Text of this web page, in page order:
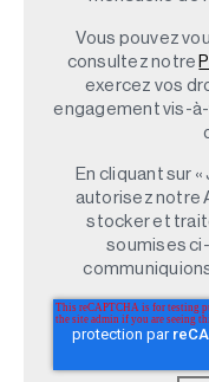
Vous pouvez
consultez notre
exercez vos
engagement vis-
En cliquant sur
autorisez notre
stocker et
soumises